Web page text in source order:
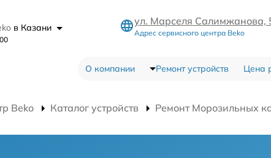
в Казани
ул. Марселя Салимжанова,
Адрес сервисного центра Beko
О компании Ремонт устройств Цена
Beko Каталог устройств Ремонт Морозильных